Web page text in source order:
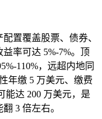
置覆盖股票、债券、
率可达 5%-7%。顶
110%，远超内地同
年缴 5 万美元、缴费
能达 200 万美元，是
3 倍左右。